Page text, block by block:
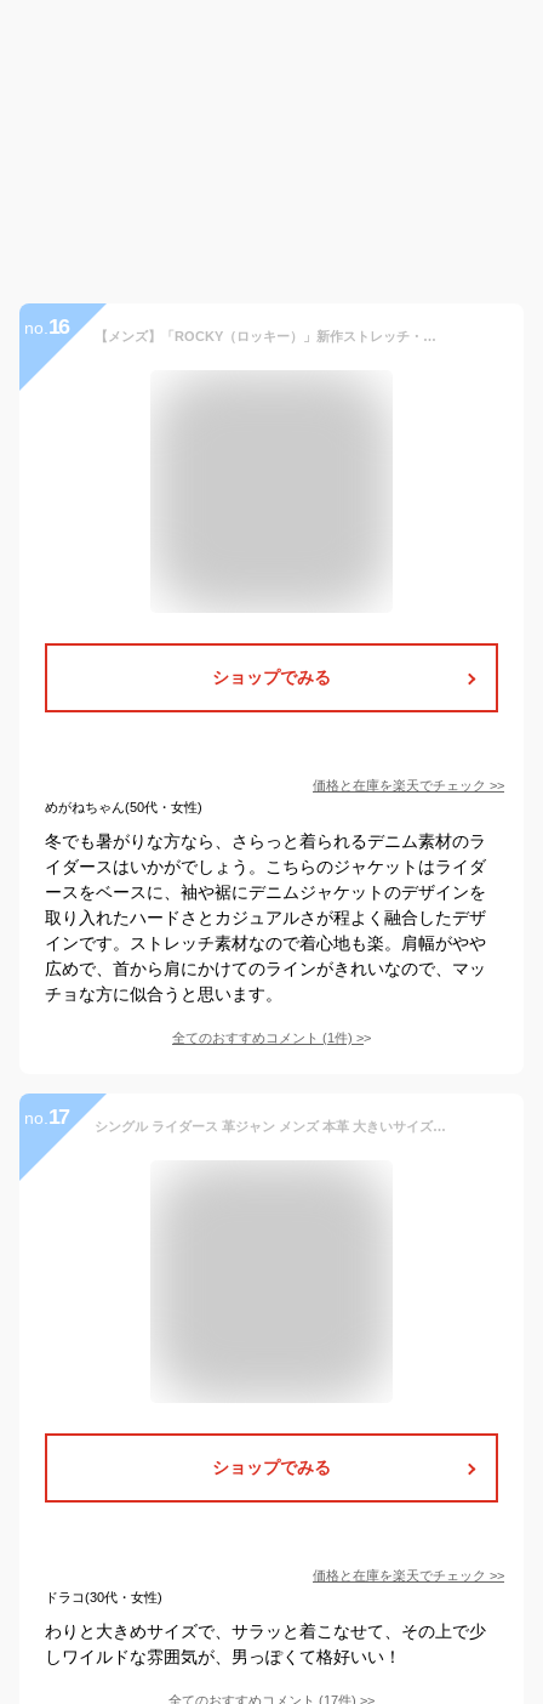
no. 16 【メンズ】「ROCKY（ロッキー）」新作ストレッチ・ライダースジャケット/RJ0905【2017 EXS 年間 作業服】*ROCKY JOGGER*
ショップでみる
価格と在庫を楽天でチェック >>
めがねちゃん(50代・女性)
冬でも暑がりな方なら、さらっと着られるデニム素材のラ
イダースはいかがでしょう。こちらのジャケットはライダ
ースをベースに、袖や裾にデニムジャケットのデザインを
取り入れたハードさとカジュアルさが程よく融合したデザ
インです。ストレッチ素材なので着心地も楽。肩幅がやや
広めで、首から肩にかけてのラインがきれいなので、マッ
チョな方に似合うと思います。
全てのおすすめコメント (1件) >
no. 17 シングル ライダース 革ジャン メンズ 本革 大きいサイズ バイクジャケット 黒 赤 キャメル アイボリー ブラウン XS S M L LL 3L 4L 5L 6L 7L レザージャケット ライダースジャケット フリーダムレザー 本革ジャケット メンズファッション ギフト プレゼント 父の日 PB-1107
ショップでみる
価格と在庫を楽天でチェック >>
ドラコ(30代・女性)
わりと大きめサイズで、サラッと着こなせて、その上で少
しワイルドな雰囲気が、男っぽくて格好いい！
全てのおすすめコメント (17件) >